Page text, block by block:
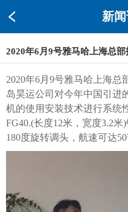
新
2020年6月9号雅马哈上海总
2020年6月9号雅马哈上海
岛昊运公司对今年中国引进
机的使用安装技术进行系统
FG40.(长度12米，宽度3.2
180度旋转调头，航速可达50